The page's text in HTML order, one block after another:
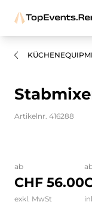
Artikelnr. 416288
ab
CHF 56.00
exkl. MwSt